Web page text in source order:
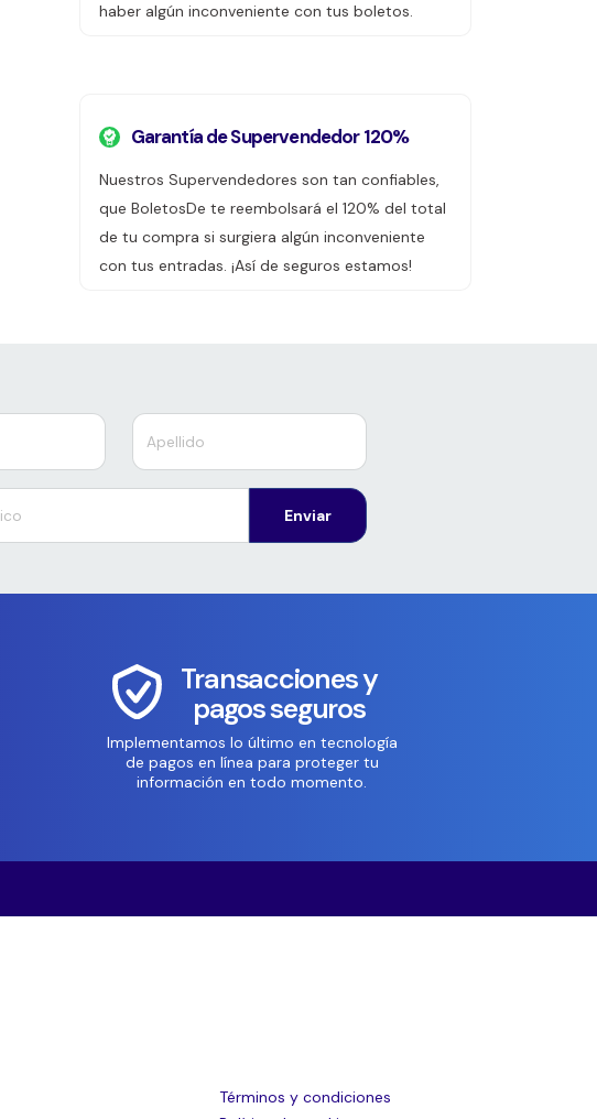
haber algún inconveniente con tus boletos.
Garantía de Supervendedor 120%
Nuestros Supervendedores son tan confiables,
que BoletosDe te reembolsará el 120% del total
de tu compra si surgiera algún inconveniente
con tus entradas. ¡Así de seguros estamos!
Enviar
Transacciones y
pagos seguros
Implementamos lo último en tecnología
de pagos en línea para proteger tu
información en todo momento.
Términos y condiciones